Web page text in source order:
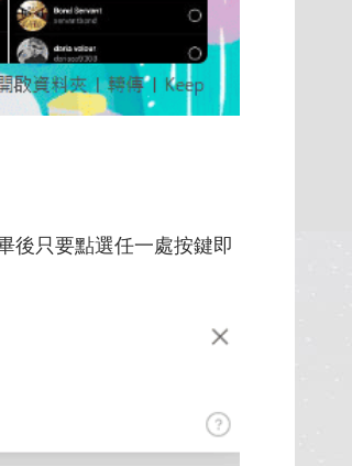
只要點選任一處按鍵即